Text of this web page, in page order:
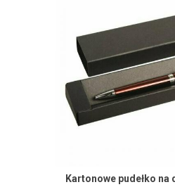
Kartonowe pudełko na